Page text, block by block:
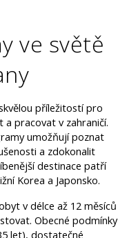
ve světě
příležitostí pro
a pracovat v zahraničí.
umožňují poznat
a zdokonalit
destinace patří
Korea a Japonsko.
v délce až 12 měsíců
Obecné podmínky
let), dostatečné